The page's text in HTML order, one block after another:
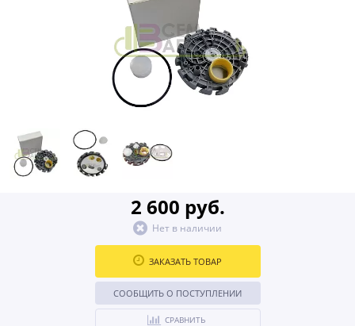
2 600 руб.
Нет в наличии
ЗАКАЗАТЬ ТОВАР
СООБЩИТЬ О ПОСТУПЛЕНИИ
СРАВНИТЬ